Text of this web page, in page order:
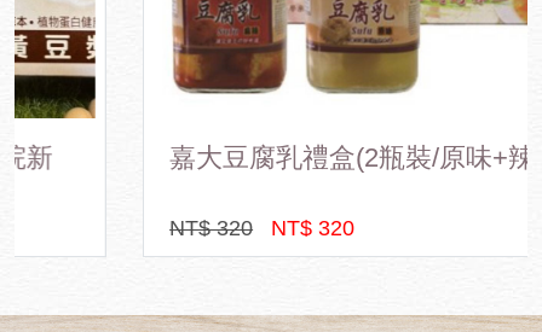
嘉大豆腐乳禮盒(2瓶裝/原味+辣味)
NT$ 320